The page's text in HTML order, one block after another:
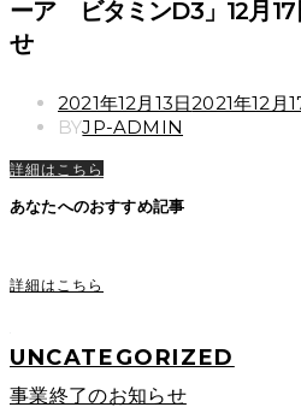
ーア ビタミンD3」12月17
せ
POSTED
ON
2021年12月13日2021年12月
BYJP-ADMIN
詳細はこちら
あなたへのおすすめ記事
詳細はこちら
UNCATEGORIZED
事業終了のお知らせ